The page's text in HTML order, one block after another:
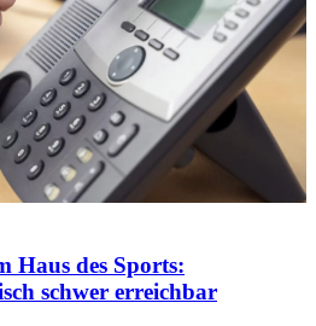
werden.
Haus des Sports:
schwer erreichbar